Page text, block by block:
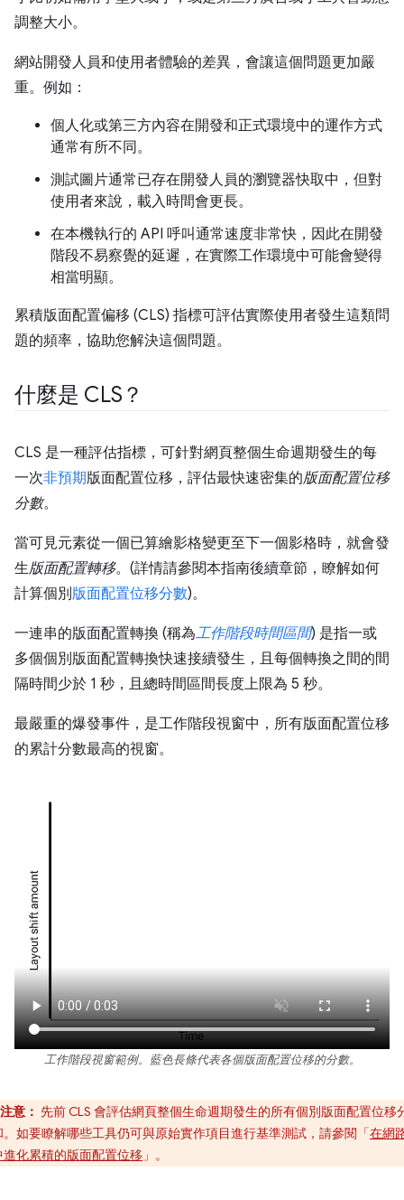
調整大小。
網站開發人員和使用者體驗的差異，會讓這個問題更加嚴
重。例如：
個人化或第三方內容在開發和正式環境中的運作方式
通常有所不同。
測試圖片通常已存在開發人員的瀏覽器快取中，但對
使用者來說，載入時間會更長。
在本機執行的 API 呼叫通常速度非常快，因此在開發
階段不易察覺的延遲，在實際工作環境中可能會變得
相當明顯。
累積版面配置偏移 (CLS) 指標可評估實際使用者發生這類問
題的頻率，協助您解決這個問題。
什麼是 CLS？
CLS 是一種評估指標，可針對網頁整個生命週期發生的每
一次非預期版面配置位移，評估最快速密集的版面配置位移
分數。
當可見元素從一個已算繪影格變更至下一個影格時，就會發
生版面配置轉移。(詳情請參閱本指南後續章節，瞭解如何
計算個別版面配置位移分數)。
一連串的版面配置轉換 (稱為工作階段時間區間) 是指一或
多個個別版面配置轉換快速接續發生，且每個轉換之間的間
隔時間少於 1 秒，且總時間區間長度上限為 5 秒。
最嚴重的爆發事件，是工作階段視窗中，所有版面配置位移
的累計分數最高的視窗。
工作階段視窗範例。藍色長條代表各個版面配置位移的分數。
注意： 先前 CLS 會評估網頁整個生命週期發生的所有個別版面配置位移
。如要瞭解哪些工具仍可與原始實作項目進行基準測試，請參閱「在網
進化累積的版面配置位移 」。